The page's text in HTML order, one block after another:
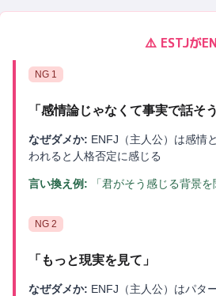
⚠️ ESTJが
NG 1
「 感情論じゃなくて事実で話そう
なぜダメか: ENFJ（主人公）は感情
われると人格否定に感じる
言い換え例: 「君がそう感じる背景
NG 2
「 もっと現実を見て 」
なぜダメか: ENFJ（主人公）はパタ